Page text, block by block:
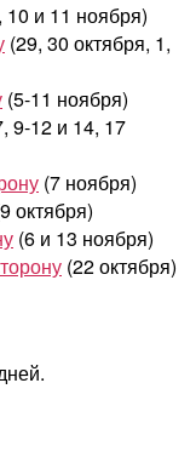
10 и 11 ноября)
(29, 30 октября, 1,
(5-11 ноября)
9-12 и 14, 17
(7 ноября)
октября)
(6 и 13 ноября)
(22 октября)